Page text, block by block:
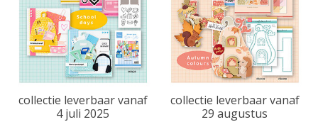
collectie leverbaar vanaf
4 juli 2025
collectie leverbaar vanaf
29 augustus